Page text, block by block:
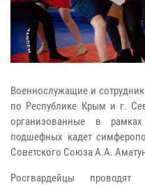
Военнослужащие и
по Республике Крым и г.
организованные в
подшефных кадет
Советского Союза А.А.
Росгвардейцы